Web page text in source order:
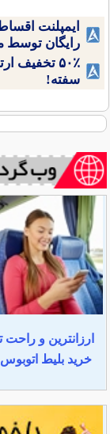
ایمپلنت
رایگان
۵۰٪
سفته!
ارزانترین و
خرید بلیط